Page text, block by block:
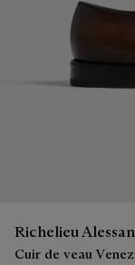
Richelieu
Cuir de veau